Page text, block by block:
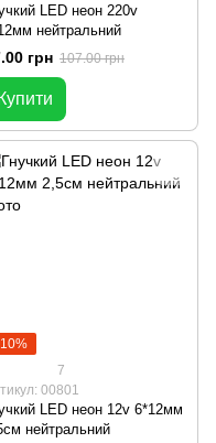
LED неон 220v
нейтральний
грн 107.00 грн
Купити
7
00801
LED неон 12v 6*12мм
нейтральний